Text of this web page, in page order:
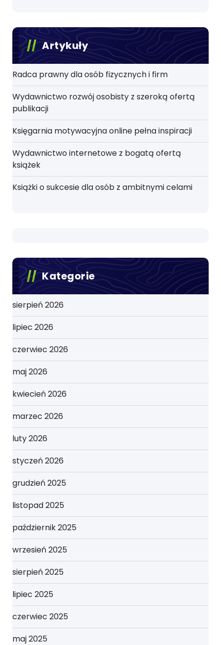
Artykuły
Radca prawny dla osób fizycznych i firm
Wydawnictwo rozwój osobisty z szeroką ofertą
publikacji
Księgarnia motywacyjna online pełna inspiracji
Wydawnictwo internetowe z bogatą ofertą
książek
Książki o sukcesie dla osób z ambitnymi celami
Kategorie
sierpień 2026
lipiec 2026
czerwiec 2026
maj 2026
kwiecień 2026
marzec 2026
luty 2026
styczeń 2026
grudzień 2025
listopad 2025
październik 2025
wrzesień 2025
sierpień 2025
lipiec 2025
czerwiec 2025
maj 2025